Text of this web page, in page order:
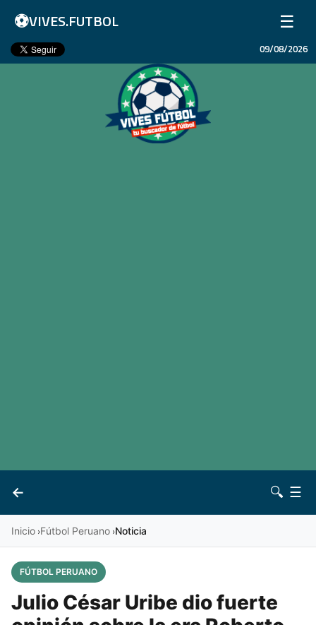
⚽VIVES.FUTBOL ☰
Inicio
09/08/2026
←
Vives 🔍 ☰
Inicio ›Fútbol Peruano ›Noticia
FÚTBOL PERUANO
Julio César Uribe dio fuerte